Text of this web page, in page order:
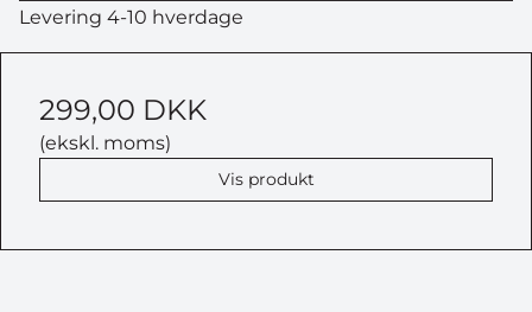
Levering 4-10 hverdage
299,00 DKK
(ekskl. moms)
Vis produkt